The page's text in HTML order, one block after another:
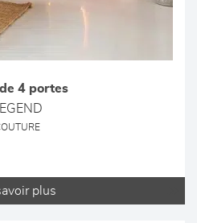
4 portes
plus